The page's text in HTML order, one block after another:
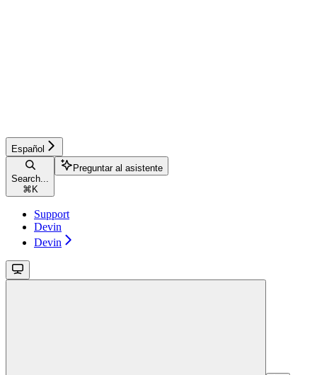
Español
Search...
⌘ K
Preguntar al asistente
Support
Devin
Devin